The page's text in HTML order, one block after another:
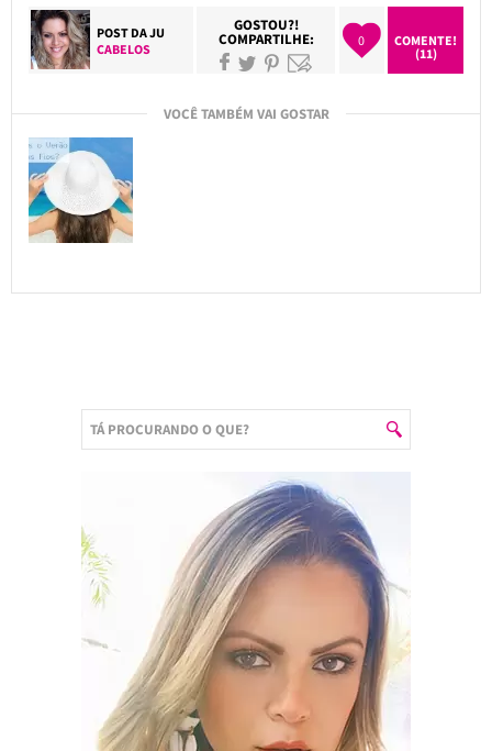
POST DAJU
CABELOS
GOSTOU?!
COMPARTILHE: 0
COMENTE!
(11)
VOCÊ TAMBÉM VAI GOSTAR